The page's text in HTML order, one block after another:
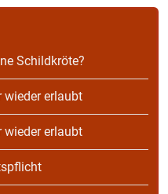
Schildkröte?
wieder erlaubt
wieder erlaubt